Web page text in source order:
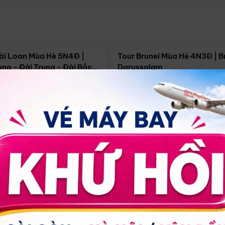
Loan Mùa Hè 5N4Đ |
- Đài Trung - Đài Bắc
18/09
Tour Brunei Mùa Hè 4N3Đ |
Darussalam
Hồ Chí Minh 4N3Đ
30/08 17/09 24/09
14.499.000đ Xem chi